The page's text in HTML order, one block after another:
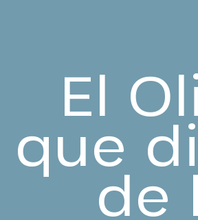
El
que
de